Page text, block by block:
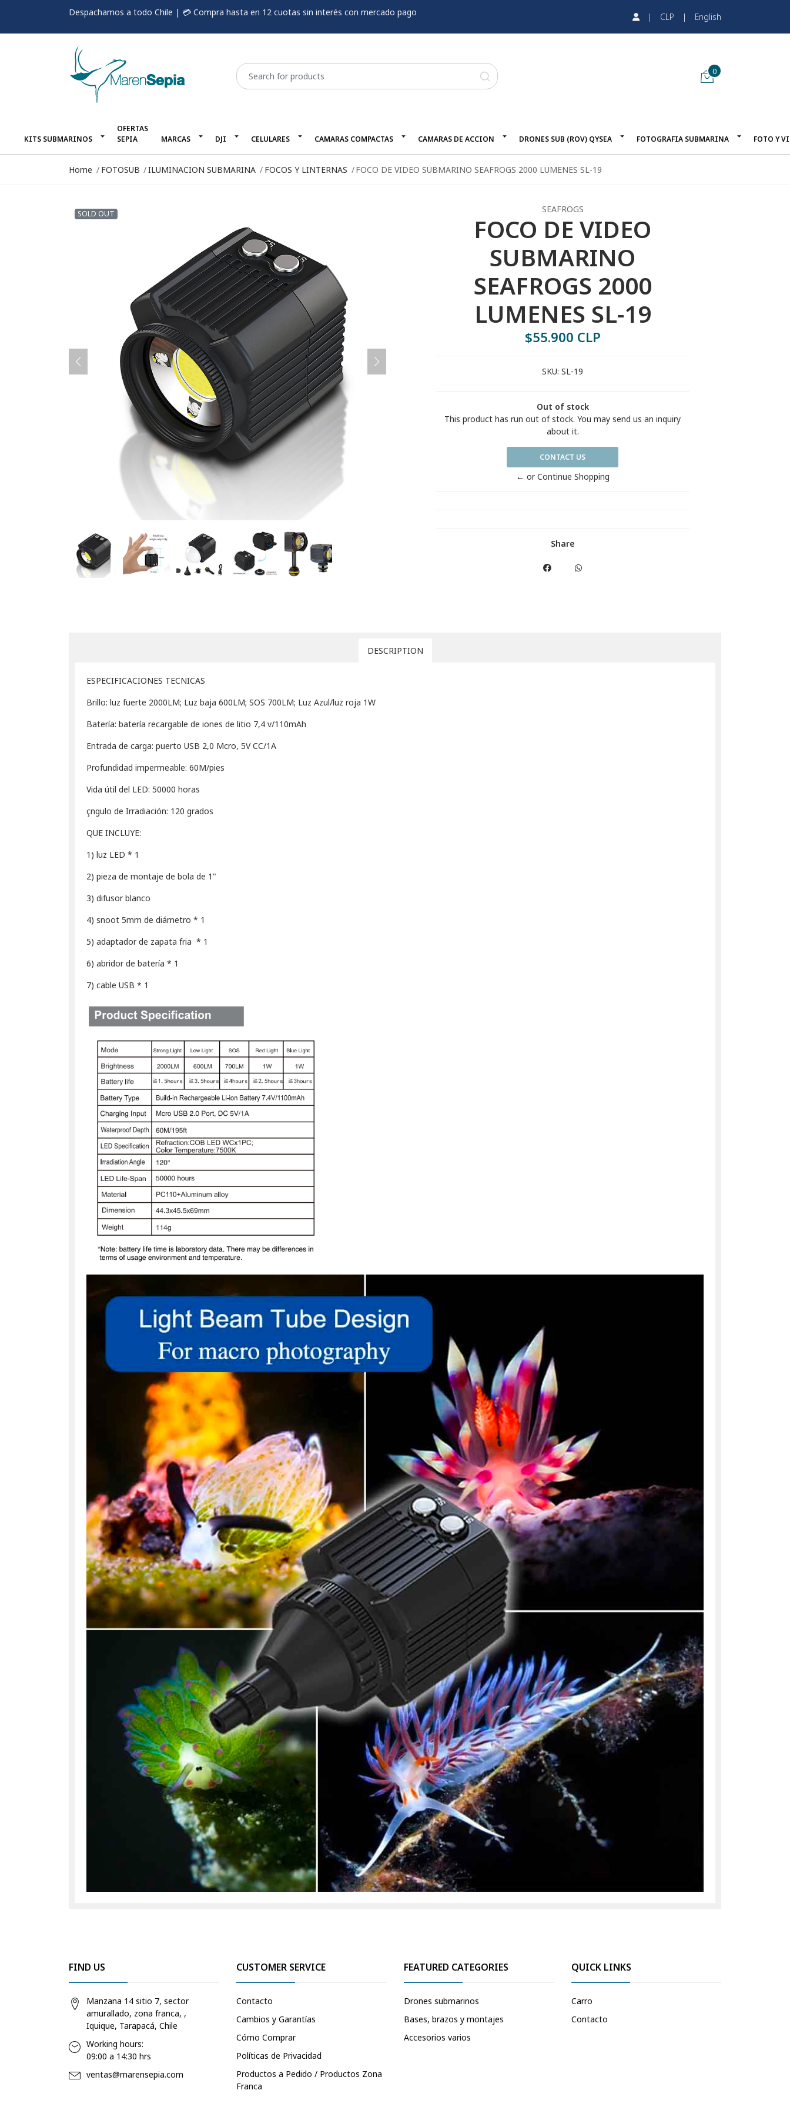
Despachamos a todo Chile | 💳 Compra hasta en 12 cuotas sin interés con mercado pago | CLP | English
0
KITS SUBMARINOS
OFERTAS
SEPIA
MARCAS DJI CELULARES CAMARAS COMPACTAS CAMARAS DE ACCION DRONES SUB (ROV) QYSEA FOTOGRAFIA SUBMARINA FOTO Y
Home FOTOSUB ILUMINACION SUBMARINA FOCOS Y LINTERNAS FOCO DE VIDEO SUBMARINO SEAFROGS 2000 LUMENES SL-19
SOLD OUT SEAFROGS
FOCO DE VIDEO
SUBMARINO
SEAFROGS 2000
LUMENES SL-19
$55.900 CLP
SKU: SL-19
Out of stock
This product has run out of stock. You may send us an inquiry
about it.
CONTACT US
← or Continue Shopping
Share
DESCRIPTION
ESPECIFICACIONES TECNICAS
Brillo: luz fuerte 2000LM; Luz baja 600LM; SOS 700LM; Luz Azul/luz roja 1W
Batería: batería recargable de iones de litio 7,4 v/110mAh
Entrada de carga: puerto USB 2,0 Mcro, 5V CC/1A
Profundidad impermeable: 60M/pies
Vida útil del LED: 50000 horas
çngulo de Irradiación: 120 grados
QUE INCLUYE:
1) luz LED * 1
2) pieza de montaje de bola de 1"
3) difusor blanco
4) snoot 5mm de diámetro * 1
5) adaptador de zapata fria * 1
6) abridor de batería * 1
7) cable USB * 1
FIND US
Manzana 14 sitio 7, sector
amurallado, zona franca, ,
Iquique, Tarapacá, Chile
Working hours:
09:00 a 14:30 hrs
ventas@marensepia.com
CUSTOMER SERVICE
Contacto
Cambios y Garantías
Cómo Comprar
Políticas de Privacidad
Productos a Pedido / Productos Zona
Franca
FEATURED CATEGORIES
Drones submarinos
Bases, brazos y montajes
Accesorios varios
QUICK LINKS
Carro
Contacto